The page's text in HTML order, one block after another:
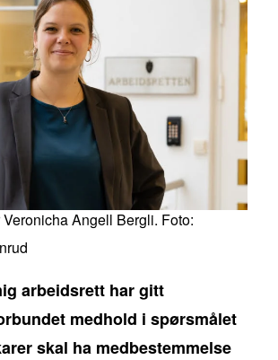
Angell Bergli. Foto:
arbeidsrett har gitt
medhold i spørsmålet
skal ha medbestemmelse